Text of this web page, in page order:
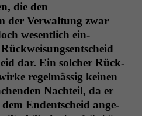
die den
der Ver­wal­tung zwar
wesentlich ein­
dar. Ein solch­er Rück­
regelmäs­sig keinen
Nachteil, da er
Endentscheid ange­